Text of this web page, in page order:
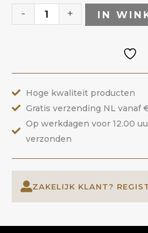
-
ANOLE
aantal
+ IN
Hoge kwaliteit producten
Gratis verzending NL vanaf
Op werkdagen voor 12.00
verzonden
ZAKELIJK KLANT?